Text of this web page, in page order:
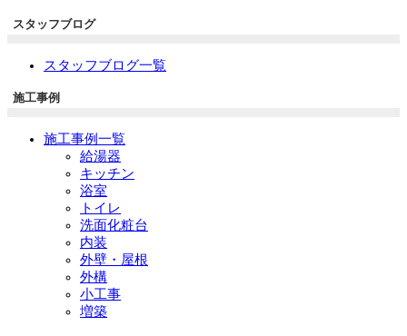
スタッフブログ
スタッフブログ一覧
施工事例
施工事例一覧
給湯器
キッチン
浴室
トイレ
洗面化粧台
内装
外壁・屋根
外構
小工事
増築